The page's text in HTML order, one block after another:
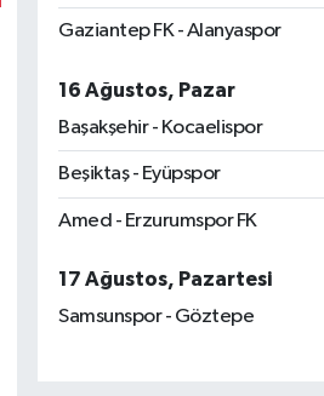
Gaziantep FK - Alanyaspor
16 Ağustos, Pazar
Başakşehir - Kocaelispor
Beşiktaş - Eyüpspor
Amed - Erzurumspor FK
17 Ağustos, Pazartesi
Samsunspor - Göztepe